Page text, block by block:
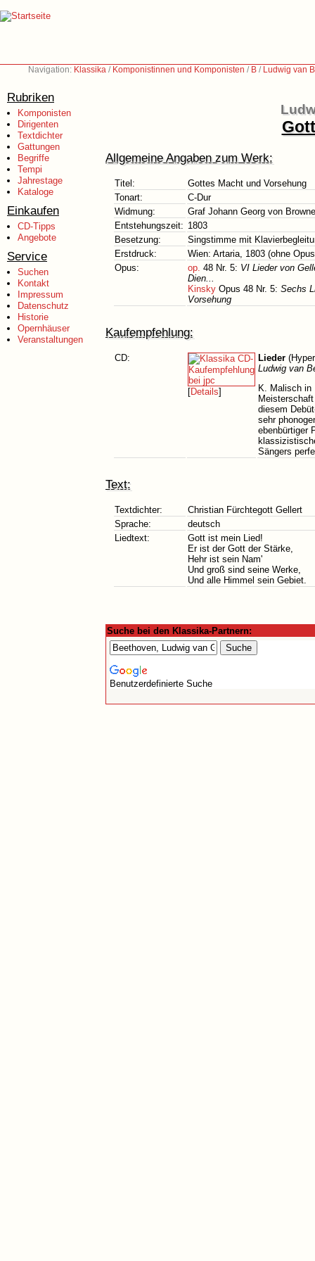
Navigation: Klassika / Komponistinnen und Komponisten / B / Ludwig van
Rubriken
Komponisten
Dirigenten
Textdichter
Gattungen
Begriffe
Tempi
Jahrestage
Kataloge
Einkaufen
CD-Tipps
Angebote
Service
Suchen
Kontakt
Impressum
Datenschutz
Historie
Opernhäuser
Veranstaltungen
Allgemeine Angaben zum Werk:
Titel:
Gottes Macht und Vorsehung
Tonart:
C-Dur
Widmung:
Graf Johann Georg von Browne
Entstehungszeit: 1803
Besetzung:
Singstimme mit
Erstdruck:
Wien: Artaria, 1803 (ohne
Opus:
op. 48 Nr. 5: VI Lieder von
Dien...
Kinsky Opus 48 Nr. 5: Sechs
Vorsehung
Kaufempfehlung:
CD:
[Details]
Lieder
Ludwig van
K. Malisch in
diesem
sehr
ebenbürtiger
Sängers
Text:
Textdichter:
Christian Fürchtegott Gellert
Sprache:
deutsch
Liedtext:
Gott ist mein Lied!
Er ist der Gott der Stärke,
Hehr ist sein Nam'
Und groß sind seine Werke,
Und alle Himmel sein Gebiet.
Suche bei den Klassika-Partnern:
Benutzerdefinierte Suche